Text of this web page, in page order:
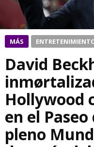
MÁS
David
Hollywood
en el
pleno